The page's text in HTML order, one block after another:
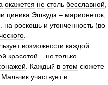
окажется не столь бесславной
циника Эшвуда – марионеток
на роскошь и утонченность (во
возможности каждой
красотой – не только
Каждый в этом сюжете
Мальчик участвует в